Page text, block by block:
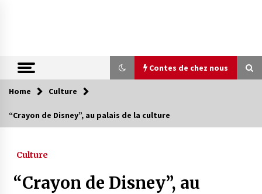
Contes de chez nous
Contes de chez nous
Magie de sorcier
Home Culture
“Crayon de Disney”, au palais de la culture
Culture
“Crayon de Disney”, au